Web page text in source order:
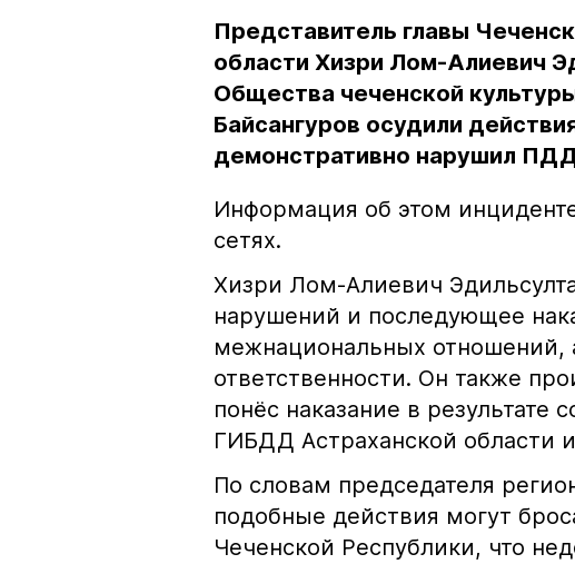
Представитель главы
области Хизри Лом-Алиевич
Общества чеченской
Байсангуров осудили
демонстративно нарушил
Информация об этом
сетях.
Хизри Лом-Алиевич
нарушений и последующее
межнациональных отношений,
ответственности. Он также
понёс наказание в результате
ГИБДД Астраханской области
По словам председателя
подобные действия могут
Чеченской Республики, что